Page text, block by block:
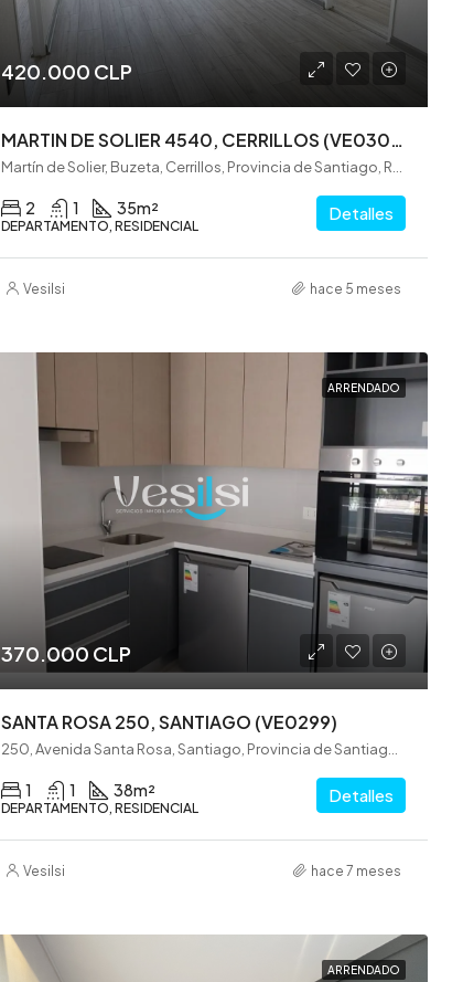
420.000 CLP
MARTIN DE SOLIER 4540, CERRILLOS (VE0303)
2 1 35m²
DEPARTAMENTO, RESIDENCIAL
Detalles
Vesilsi hace 5 meses
ARRENDADO
370.000 CLP
SANTA ROSA 250, SANTIAGO (VE0299)
1 1 38m²
DEPARTAMENTO, RESIDENCIAL
Detalles
Vesilsi hace 7 meses
ARRENDADO